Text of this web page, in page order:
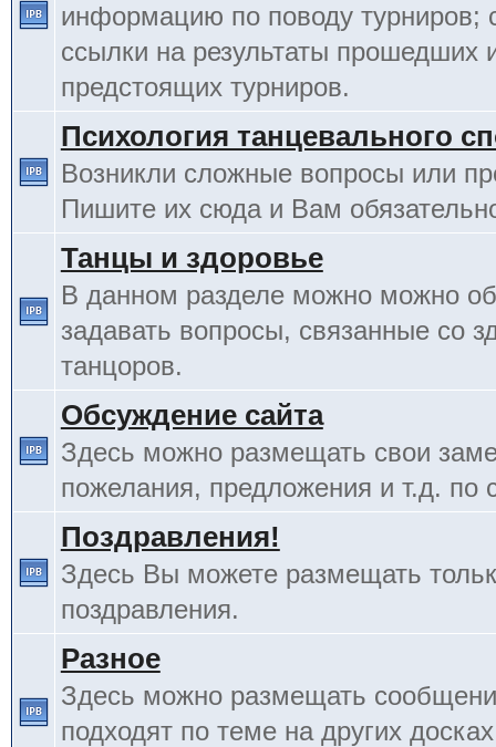
информацию по поводу турниров;
ссылки на результаты прошедших
предстоящих турниров.
Психология танцевального
Возникли сложные вопросы или
Пишите их сюда и Вам
Танцы и здоровье
В данном разделе можно можно
задавать вопросы, связанные со
танцоров.
Обсуждение сайта
Здесь можно размещать свои
пожелания, предложения и т.д. по
Поздравления!
Здесь Вы можете размещать
поздравления.
Разное
Здесь можно размещать
подходят по теме на других